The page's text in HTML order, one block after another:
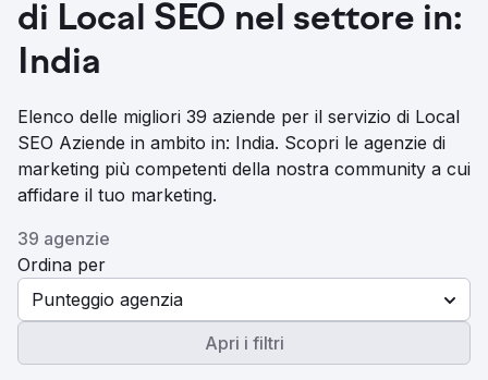
di Local SEO nel settore in:
India
Elenco delle migliori 39 aziende per il servizio di Local
SEO Aziende in ambito in: India. Scopri le agenzie di
marketing più competenti della nostra community a cui
affidare il tuo marketing.
39 agenzie
Ordina per
Punteggio agenzia
Apri i filtri